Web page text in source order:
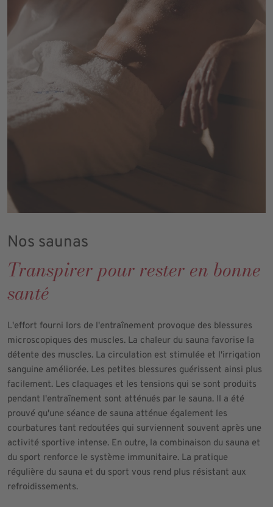
Nos saunas
Transpirer pour rester en bonne
santé
L'effort fourni lors de l'entraînement provoque des blessures
microscopiques des muscles. La chaleur du sauna favorise la
détente des muscles. La circulation est stimulée et l'irrigation
sanguine améliorée. Les petites blessures guérissent ainsi plus
facilement. Les claquages et les tensions qui se sont produits
pendant l'entraînement sont atténués par le sauna. Il a été
prouvé qu'une séance de sauna atténue également les
courbatures tant redoutées qui surviennent souvent après une
activité sportive intense. En outre, la combinaison du sauna et
du sport renforce le système immunitaire. La pratique
régulière du sauna et du sport vous rend plus résistant aux
refroidissements.